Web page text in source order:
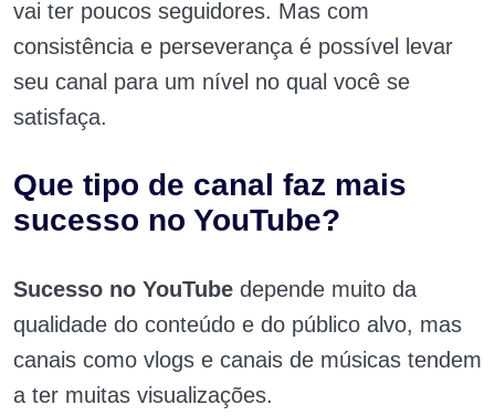
vai ter poucos seguidores. Mas com
consistência e perseverança é possível levar
seu canal para um nível no qual você se
satisfaça.
Que tipo de canal faz mais
sucesso no YouTube?
Sucesso no YouTube depende muito da
qualidade do conteúdo e do público alvo, mas
canais como vlogs e canais de músicas tendem
a ter muitas visualizações.